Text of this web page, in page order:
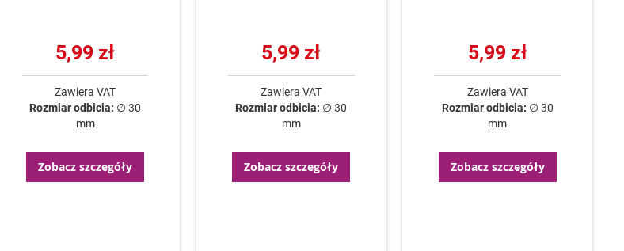
5,99 zł
Zawiera VAT
Rozmiar odbicia: ∅ 30
mm
Zobacz szczegóły
5,99 zł
Zawiera VAT
Rozmiar odbicia: ∅ 30
mm
Zobacz szczegóły
5,99 zł
Zawiera VAT
Rozmiar odbicia: ∅ 30
mm
Zobacz szczegóły